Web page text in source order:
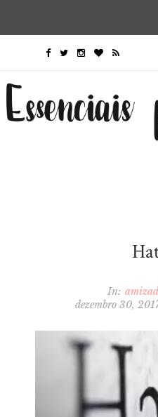
In:
dezembro 30,